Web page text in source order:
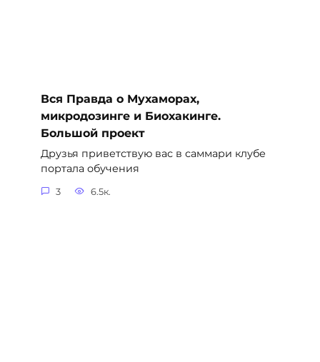
Вся Правда о Мухаморах,
микродозинге и Биохакинге.
Большой проект
Друзья приветствую вас в саммари клубе
портала обучения
3 6.5к.